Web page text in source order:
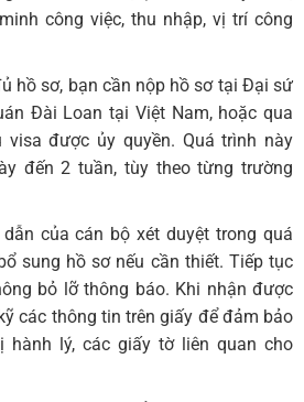
công việc, thu nhập, vị trí công
hồ sơ, bạn cần nộp hồ sơ tại Đại sứ
Đài Loan tại Việt Nam, hoặc qua
được ủy quyền. Quá trình này
đến 2 tuần, tùy theo từng trường
của cán bộ xét duyệt trong quá
sung hồ sơ nếu cần thiết. Tiếp tục
bỏ lỡ thông báo. Khi nhận được
các thông tin trên giấy để đảm bảo
hành lý, các giấy tờ liên quan cho